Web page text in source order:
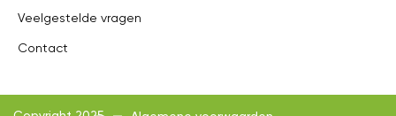
Veelgestelde vragen
Contact